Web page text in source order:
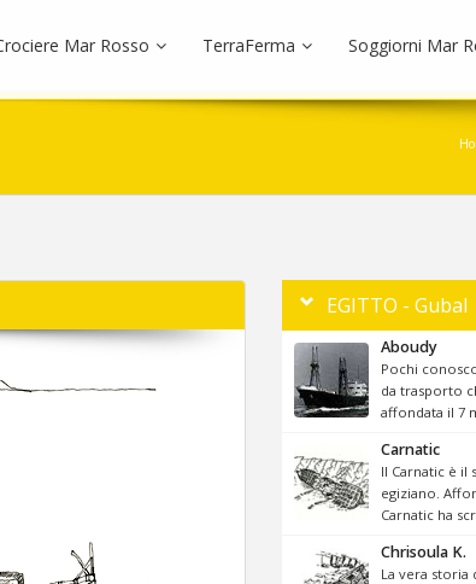
Mar Rosso TerraFerma Soggiorni Mar
EGITTO - Gubal
Aboudy
Pochi
da trasporto
affondata il 7
Carnatic
Il Carnatic è il
egiziano.
Carnatic ha
Chrisoula K.
La vera storia